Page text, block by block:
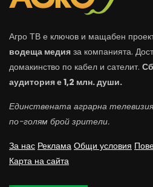
Агро ТВ е ключов и мащабен
водеща медия за компанията.
домакинство по кабел и сателит.
аудитория е 1,2 млн. души.
Единствената аграрна
по-голям брой зрители.
За нас Реклама Общи условия
Карта на сайта